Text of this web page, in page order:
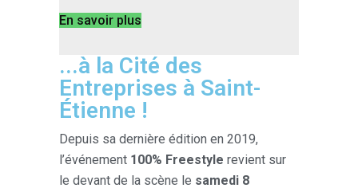
En savoir plus
...à la Cité des
Entreprises à Saint-
Étienne !
Depuis sa dernière édition en 2019,
l’événement 100% Freestyle revient sur
le devant de la scène le samedi 8